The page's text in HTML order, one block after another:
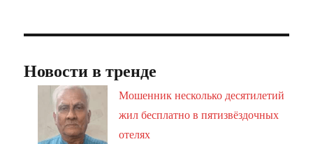
Новости в тренде
Мошенник несколько десятилетий
жил бесплатно в пятизвёздочных
отелях